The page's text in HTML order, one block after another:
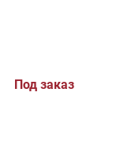
Под заказ